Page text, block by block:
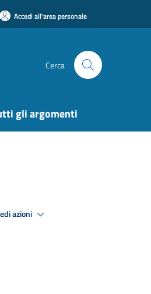
Accedi all'area personale
Cerca
gli argomenti
azioni